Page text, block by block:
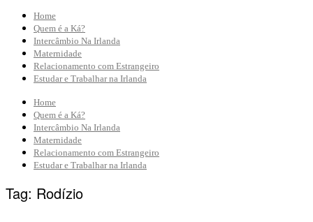
Home
Quem é a Ká?
Intercâmbio Na Irlanda
Maternidade
Relacionamento com Estrangeiro
Estudar e Trabalhar na Irlanda
Home
Quem é a Ká?
Intercâmbio Na Irlanda
Maternidade
Relacionamento com Estrangeiro
Estudar e Trabalhar na Irlanda
Tag: Rodízio